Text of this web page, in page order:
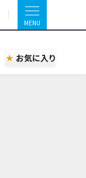
お気に入り